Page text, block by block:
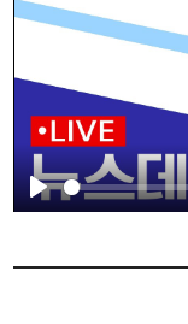
Play